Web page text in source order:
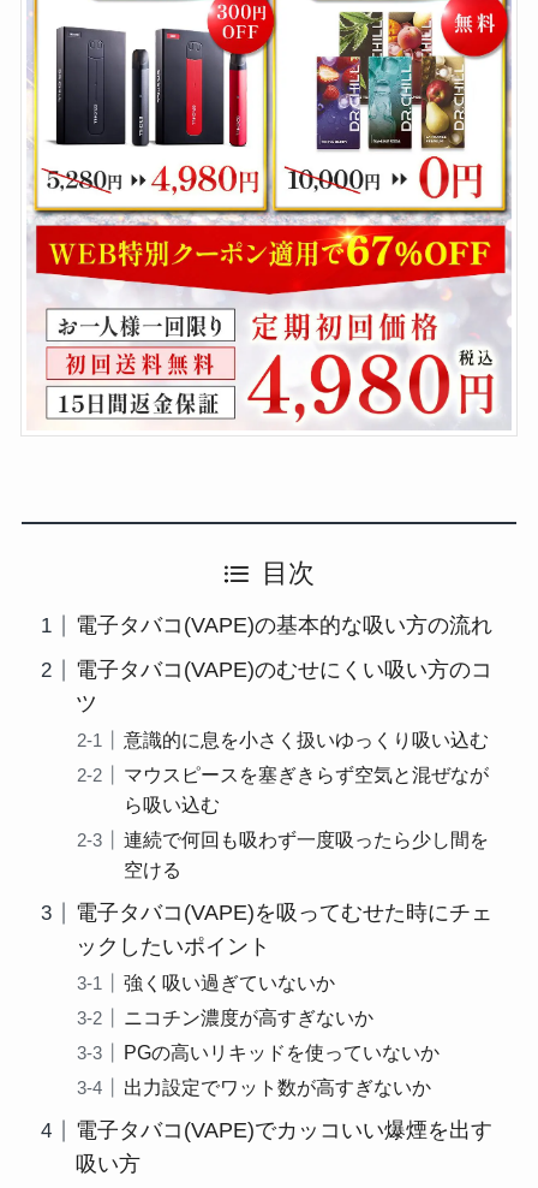
目次
電子タバコ(VAPE)の基本的な吸い方の流れ
電子タバコ(VAPE)のむせにくい吸い方のコ
ツ
意識的に息を小さく扱いゆっくり吸い込む
マウスピースを塞ぎきらず空気と混ぜなが
ら吸い込む
連続で何回も吸わず一度吸ったら少し間を
空ける
電子タバコ(VAPE)を吸ってむせた時にチェ
ックしたいポイント
強く吸い過ぎていないか
ニコチン濃度が高すぎないか
PGの高いリキッドを使っていないか
出力設定でワット数が高すぎないか
電子タバコ(VAPE)でカッコいい爆煙を出す
吸い方